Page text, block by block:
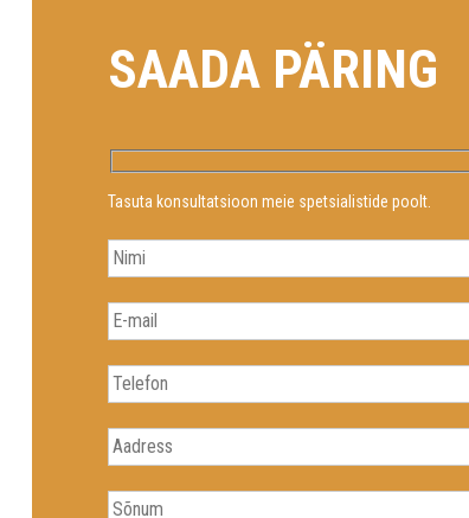
SAADA PÄRING
Tasuta konsultatsioon meie spetsialistide poolt.